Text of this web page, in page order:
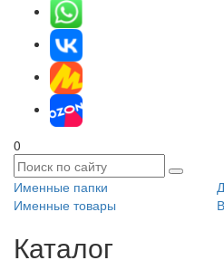
0
Именные папки
Именные товары
Каталог